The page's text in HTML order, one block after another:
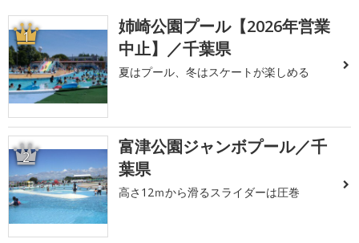
1
姉崎公園プール【2026年営業
中止】／千葉県
夏はプール、冬はスケートが楽しめる
2
富津公園ジャンボプール／千
葉県
高さ12ｍから滑るスライダーは圧巻